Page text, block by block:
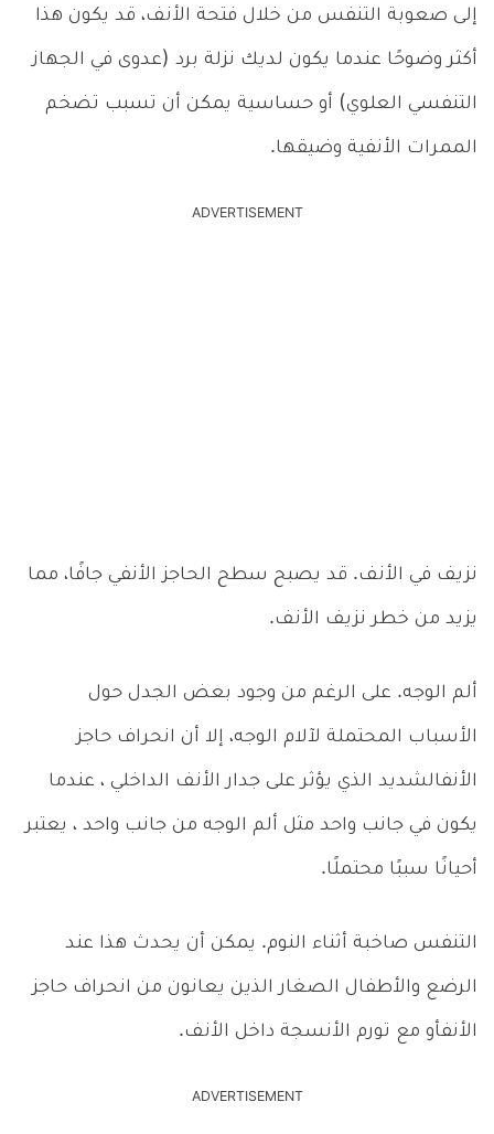
إلى صعوبة التنفس من خلال فتحة الأنف، قد يكون هذا
أكثر وضوحًا عندما يكون لديك نزلة برد (عدوى في الجهاز
التنفسي العلوي) أو حساسية يمكن أن تسبب تضخم
الممرات الأنفية وضيقها.
ADVERTISEMENT
نزيف في الأنف. قد يصبح سطح الحاجز الأنفي جافًا، مما
يزيد من خطر نزيف الأنف.
ألم الوجه. على الرغم من وجود بعض الجدل حول
الأسباب المحتملة لآلام الوجه، إلا أن انحراف حاجز
الأنفالشديد الذي يؤثر على جدار الأنف الداخلي ، عندما
يكون في جانب واحد مثل ألم الوجه من جانب واحد ، يعتبر
أحيانًا سببًا محتملًا.
التنفس صاخبة أثناء النوم. يمكن أن يحدث هذا عند
الرضع والأطفال الصغار الذين يعانون من انحراف حاجز
الأنفأو مع تورم الأنسجة داخل الأنف.
ADVERTISEMENT